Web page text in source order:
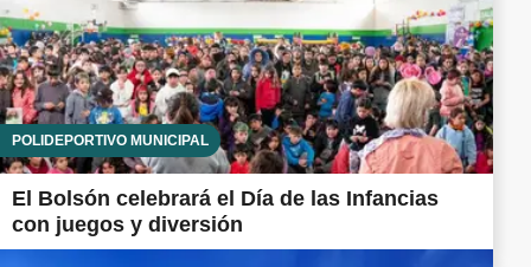
POLIDEPORTIVO MUNICIPAL
El Bolsón celebrará el Día de las Infancias
con juegos y diversión